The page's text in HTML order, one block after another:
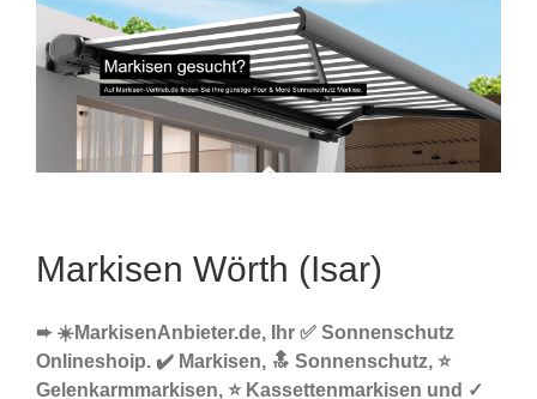
Markisen Wörth (Isar)
➨ ☀️MarkisenAnbieter.de, Ihr ✅ Sonnenschutz
Onlineshoip. ✔️ Markisen, 🔝 Sonnenschutz, ⭐
Gelenkarmmarkisen, ⭐ Kassettenmarkisen und ✓